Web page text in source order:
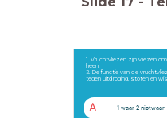
1. Vruchtvliezen zijn vliezen
heen.
2. De functie van de
tegen uitdroging, stoten en
A 1 waar 2 nietwaar